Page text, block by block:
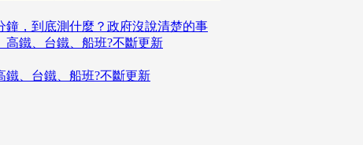
鐘，到底測什麼？政府沒說清楚的事
鐵、台鐵、船班?不斷更新